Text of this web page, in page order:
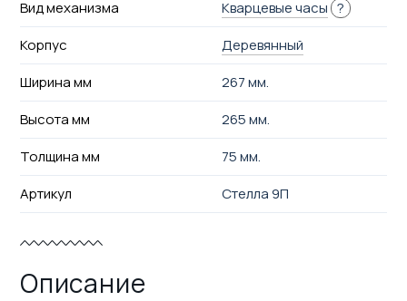
Вид механизма Кварцевые часы ?
Корпус
Деревянный
Ширина мм
267 мм.
Высота мм
265 мм.
Толщина мм
75 мм.
Артикул
Стелла 9П
Описание